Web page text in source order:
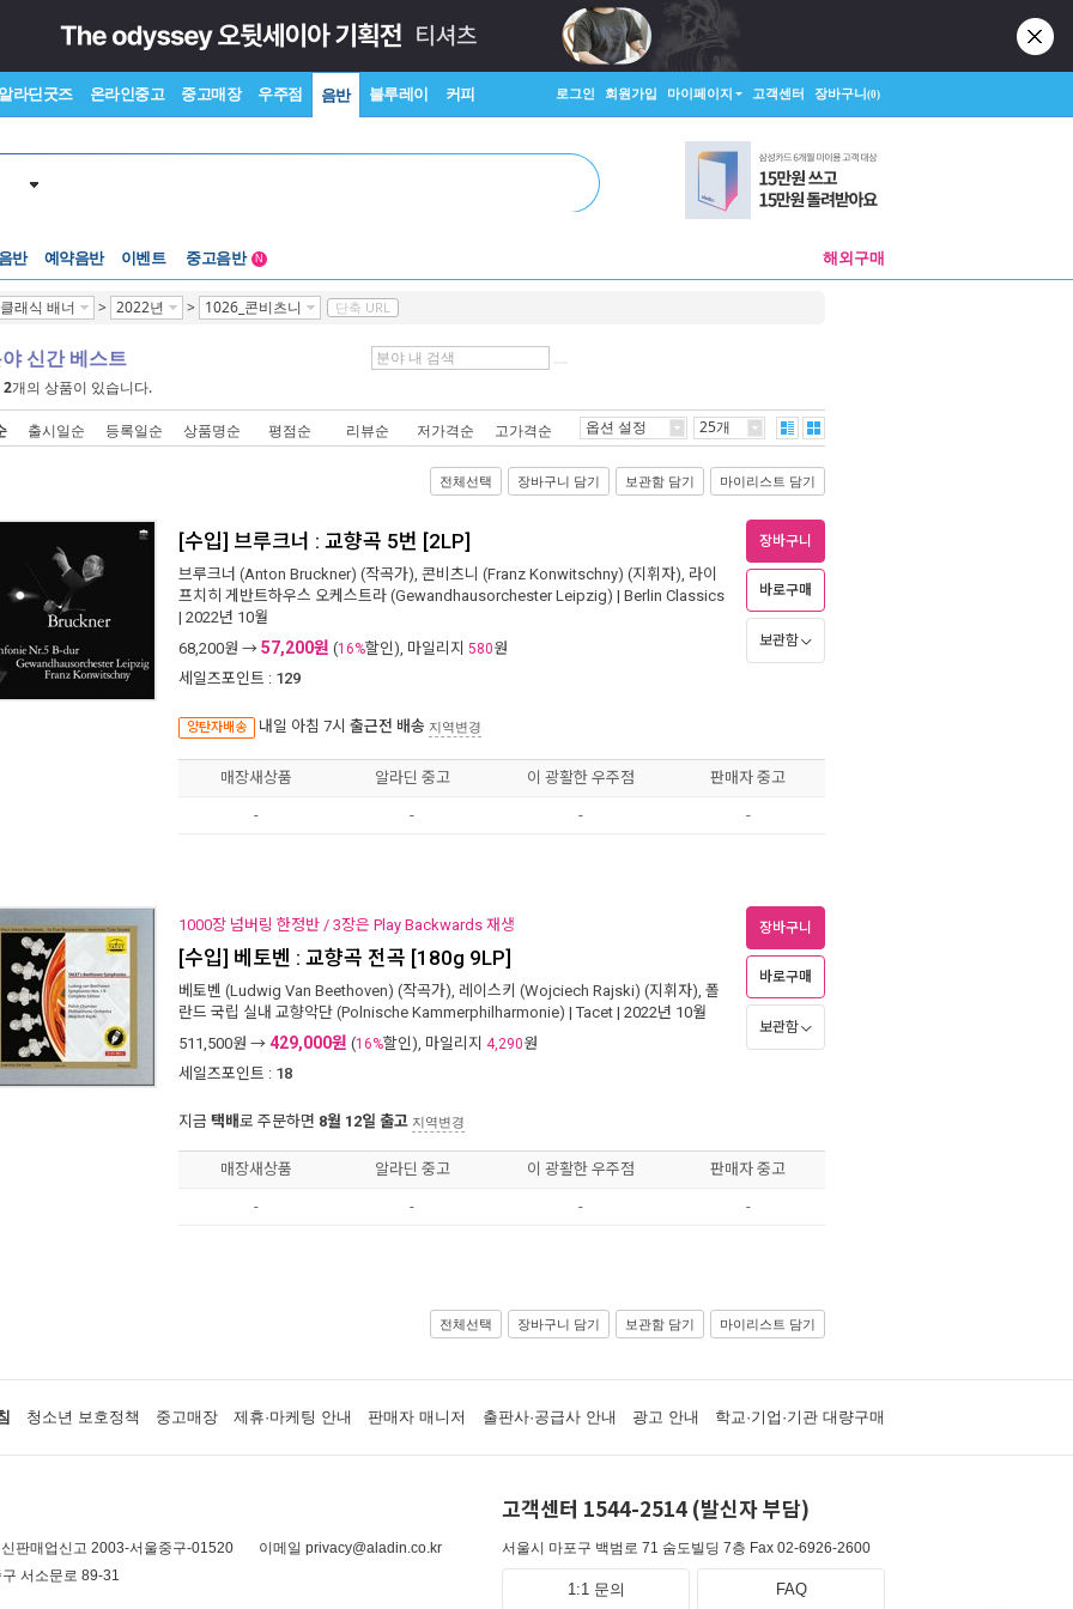
라딘굿즈 온라인중고 중고매장 우주점 음반 블루레이 커피 로그인 회원가입 마이페이지 고객센터 장바구니(0)
반 예약음반 이벤트
중고음반
중고음반
N 해외구매
클래식 배너 > 2022년 > 1026_콘비츠니 단축 URL
신간 베스트
2개의 상품이 있습니다.
출시일순 등록일순 상품명순 평점순 리뷰순 저가격순 고가격순 옵션 설정 25개
전체선택 장바구니 담기 보관함 담기 마이리스트 담기
[수입] 브루크너 : 교향곡 5번 [2LP]
브루크너 (Anton Bruckner) (작곡가), 콘비츠니 (Franz Konwitschny) (지휘자), 라이
프치히 게반트하우스 오케스트라 (Gewandhausorchester Leipzig) | Berlin Classics
| 2022년 10월
68,200원 → 57,200원 (16%할인), 마일리지 580원
세일즈포인트 : 129
양탄자배송 내일 아침 7시 출근전 배송 지역변경
장바구니
바로구매
보관함
매장새상품 알라딘 중고 이 광활한 우주점 판매자 중고
- - - -
1000장 넘버링 한정반 / 3장은 Play Backwards 재생
[수입] 베토벤 : 교향곡 전곡 [180g 9LP]
베토벤 (Ludwig Van Beethoven) (작곡가), 레이스키 (Wojciech Rajski) (지휘자), 폴
란드 국립 실내 교향악단 (Polnische Kammerphilharmonie) |Tacet | 2022년 10월
511,500원 → 429,000원 (16%할인), 마일리지 4,290원
세일즈포인트 : 18
지금 택배로 주문하면 8월 12일 출고 지역변경
장바구니
바로구매
보관함
매장새상품 알라딘 중고 이 광활한 우주점 판매자 중고
- - - -
전체선택 장바구니 담기 보관함 담기 마이리스트 담기
청소년 보호정책 중고매장 제휴·마케팅 안내 판매자 매니저 출판사·공급사 안내 광고 안내 학교·기업·기관 대량구매
판매업신고 2003-서울중구-01520
이메일 privacy@aladin.co.kr
서소문로 89-31
고객센터 1544-2514 (발신자 부담)
서울시 마포구 백범로 71 숨도빌딩 7층 Fax 02-6926-2600
1:1 문의 FAQ